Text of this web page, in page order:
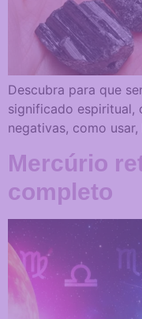
Descubra para que
significado espiritual,
negativas, como
Mercúrio
completo